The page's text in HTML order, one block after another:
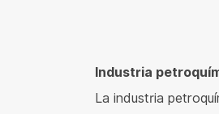
Industria
La industria